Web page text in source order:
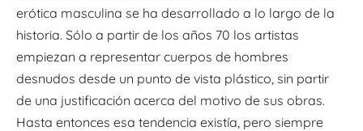
erótica masculina se ha desarrollado a lo largo de la
historia. Sólo a partir de los años 70 los artistas
empiezan a representar cuerpos de hombres
desnudos desde un punto de vista plástico, sin partir
de una justificación acerca del motivo de sus obras.
Hasta entonces esa tendencia existía, pero siempre